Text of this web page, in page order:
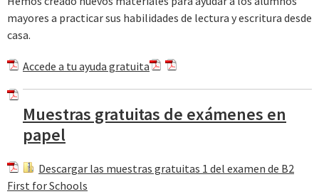
mayores a practicar sus habilidades de lectura y escritura desde
casa.
Accede a tu ayuda gratuita
Muestras gratuitas de exámenes en
papel
Descargar las muestras gratuitas 1 del examen de B2
First for Schools